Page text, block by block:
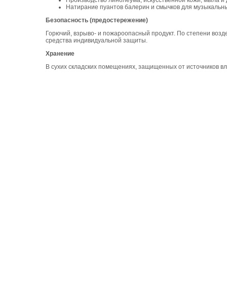
Натирание пуантов балерин и смычков для
Безопасность (предостережение)
Горючий, взрыво- и пожароопасный продукт. По степени
средства индивидуальной защиты.
Хранение
В сухих складских помещениях, защищенных от источников